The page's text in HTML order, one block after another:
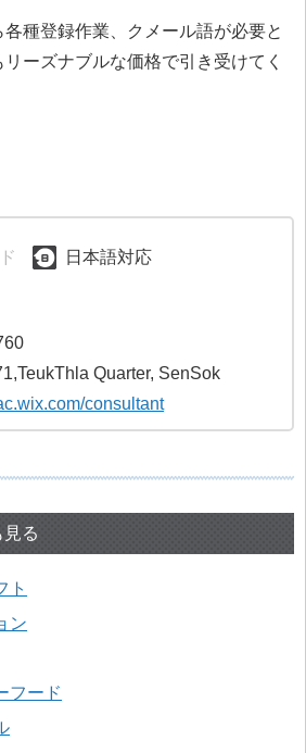
種登録作業、クメール語が必要と
ーズナブルな価格で引き受けてく
日本語対応
Quarter, SenSok
consultant
る
ト
ン
フード